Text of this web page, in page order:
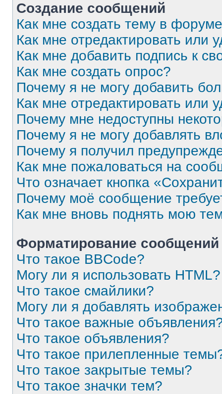
Создание сообщений
Как мне создать тему в
Как мне отредактировать или
Как мне добавить подпись к
Как мне создать опрос?
Почему я не могу добавить
Как мне отредактировать или
Почему мне недоступны
Почему я не могу добавлять
Почему я получил
Как мне пожаловаться на
Что означает кнопка
Почему моё сообщение
Как мне вновь поднять мою
Форматирование
Что такое BBCode?
Могу ли я использовать HTML?
Что такое смайлики?
Могу ли я добавлять
Что такое важные
Что такое объявления?
Что такое прилепленные
Что такое закрытые темы?
Что такое значки тем?